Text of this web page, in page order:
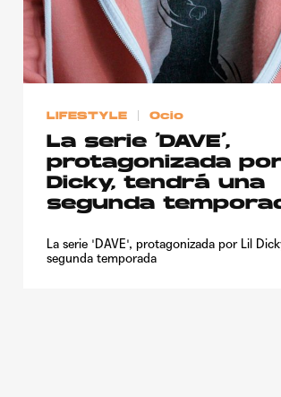
LIFESTYLE Ocio
La serie ‘DAVE’,
protagonizada por
Dicky, tendrá una
segunda
La serie 'DAVE', protagonizada por Lil
segunda temporada